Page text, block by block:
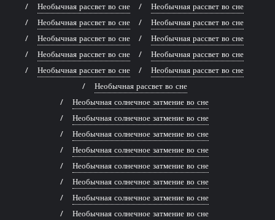
Необычная рассвет во сне
Необычная рассвет во сне
Необычная рассвет во сне
Необычная рассвет во сне
Необычная рассвет во сне
Необычная рассвет во сне
Необычная рассвет во сне
Необычная рассвет во сне
Необычная рассвет во сне
Необычная рассвет во сне
Необычная рассвет во сне
Необычная солнечное затмение во сне
Необычная солнечное затмение во сне
Необычная солнечное затмение во сне
Необычная солнечное затмение во сне
Необычная солнечное затмение во сне
Необычная солнечное затмение во сне
Необычная солнечное затмение во сне
Необычная солнечное затмение во сне